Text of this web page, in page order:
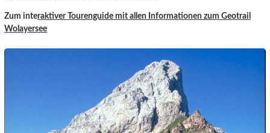
Zum interaktiver Tourenguide mit allen Informationen zum Geotrail
Wolayersee